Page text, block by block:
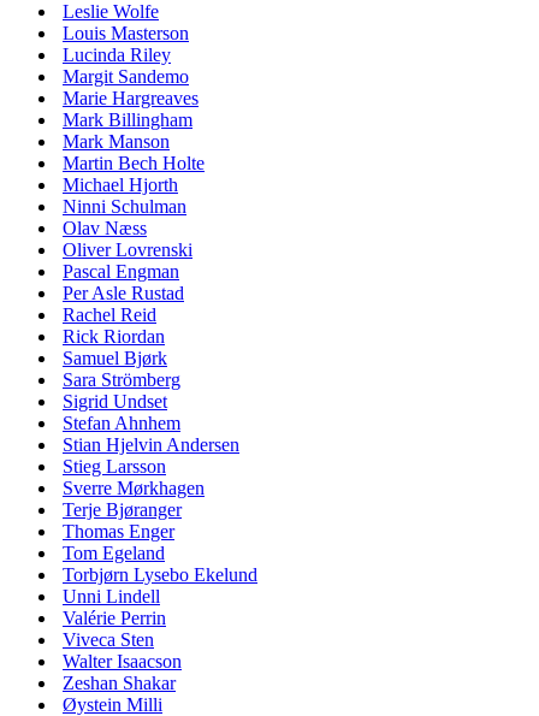
Leslie Wolfe
Louis Masterson
Lucinda Riley
Margit Sandemo
Marie Hargreaves
Mark Billingham
Mark Manson
Martin Bech Holte
Michael Hjorth
Ninni Schulman
Olav Næss
Oliver Lovrenski
Pascal Engman
Per Asle Rustad
Rachel Reid
Rick Riordan
Samuel Bjørk
Sara Strömberg
Sigrid Undset
Stefan Ahnhem
Stian Hjelvin Andersen
Stieg Larsson
Sverre Mørkhagen
Terje Bjøranger
Thomas Enger
Tom Egeland
Torbjørn Lysebo Ekelund
Unni Lindell
Valérie Perrin
Viveca Sten
Walter Isaacson
Zeshan Shakar
Øystein Milli